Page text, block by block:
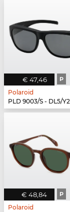
€ 47,46 P
Polaroid
PLD 9003/S - DL5/Y2
€ 48,84 P
Polaroid